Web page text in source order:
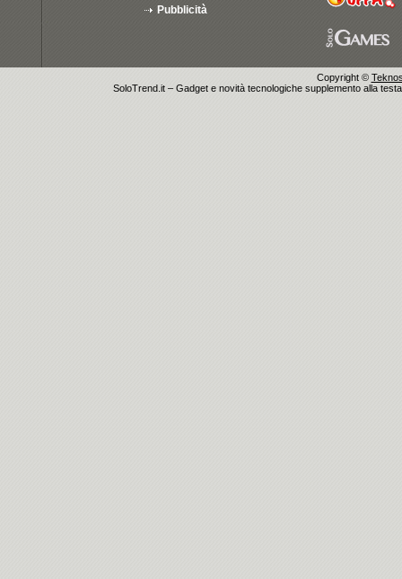
Pubblicità
Copyright ©
SoloTrend.it – Gadget e novità tecnologiche supplemento alla